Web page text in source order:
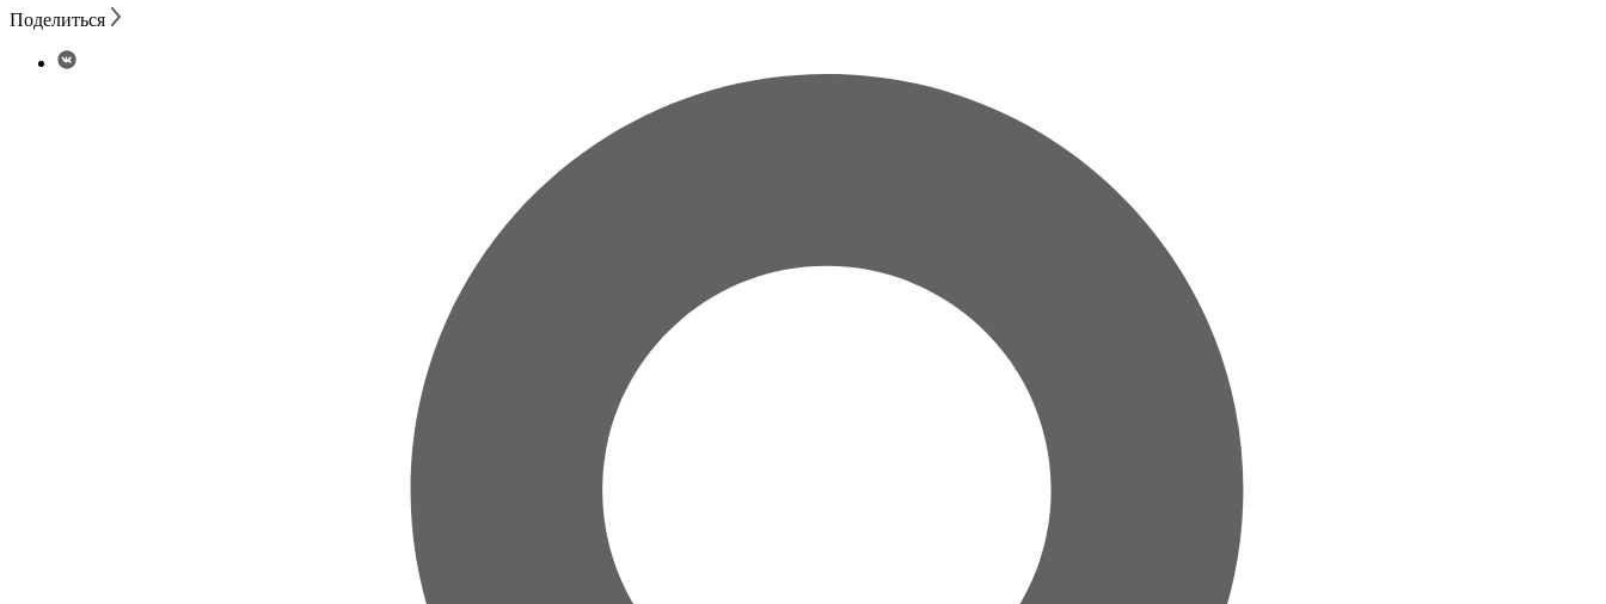
Поделиться